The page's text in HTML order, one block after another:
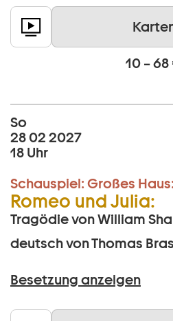
10 –
So
28 02 2027
18 Uhr
Schauspiel: Großes Haus:
Romeo und Julia:
Tragödie von William
deutsch von Thomas
Besetzung anzeigen